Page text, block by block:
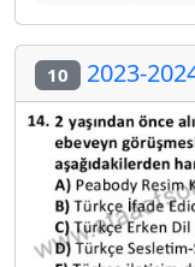
10 2023-